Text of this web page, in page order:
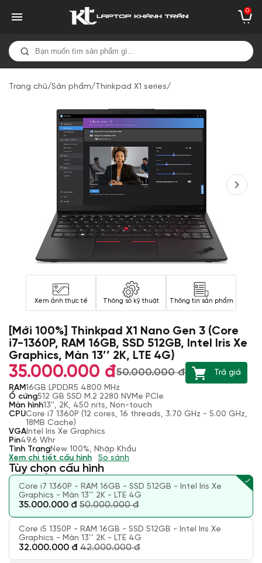
0
Trang chủ/Sản phẩm/Thinkpad X1 series/
Xem ảnh thực tế Thông số kỹ thuật Thông tin sản phẩm
[Mới 100%] Thinkpad X1 Nano Gen 3 (Core
i7-1360P, RAM 16GB, SSD 512GB, Intel Iris Xe
Graphics, Màn 13’’ 2K, LTE 4G)
35.000.000 đ50.000.000 đ
Trả giá
RAM16GB LPDDR5 4800 MHz
Ổ cứng512 GB SSD M.2 2280 NVMe PCIe
Màn hình13'', 2K, 450 nits, Non-touch
CPUCore i7 1360P (12 cores, 16 threads, 3.70 GHz - 5.00 GHz,
18MB Cache)
VGA Intel Iris Xe Graphics
Pin49.6 Whr
Tình TrạngNew 100%, Nhập Khẩu
Xem chi tiết cấu hình
So sánh
Tùy chọn cấu hình
Core i7 1360P - RAM 16GB - SSD 512GB - Intel Iris Xe
Graphics - Màn 13’’ 2K - LTE 4G
35.000.000 đ 50.000.000 đ
Core i5 1350P - RAM 16GB - SSD 512GB - Intel Iris Xe
Graphics - Màn 13’’ 2K - LTE 4G
32.000.000 đ 42.000.000 đ